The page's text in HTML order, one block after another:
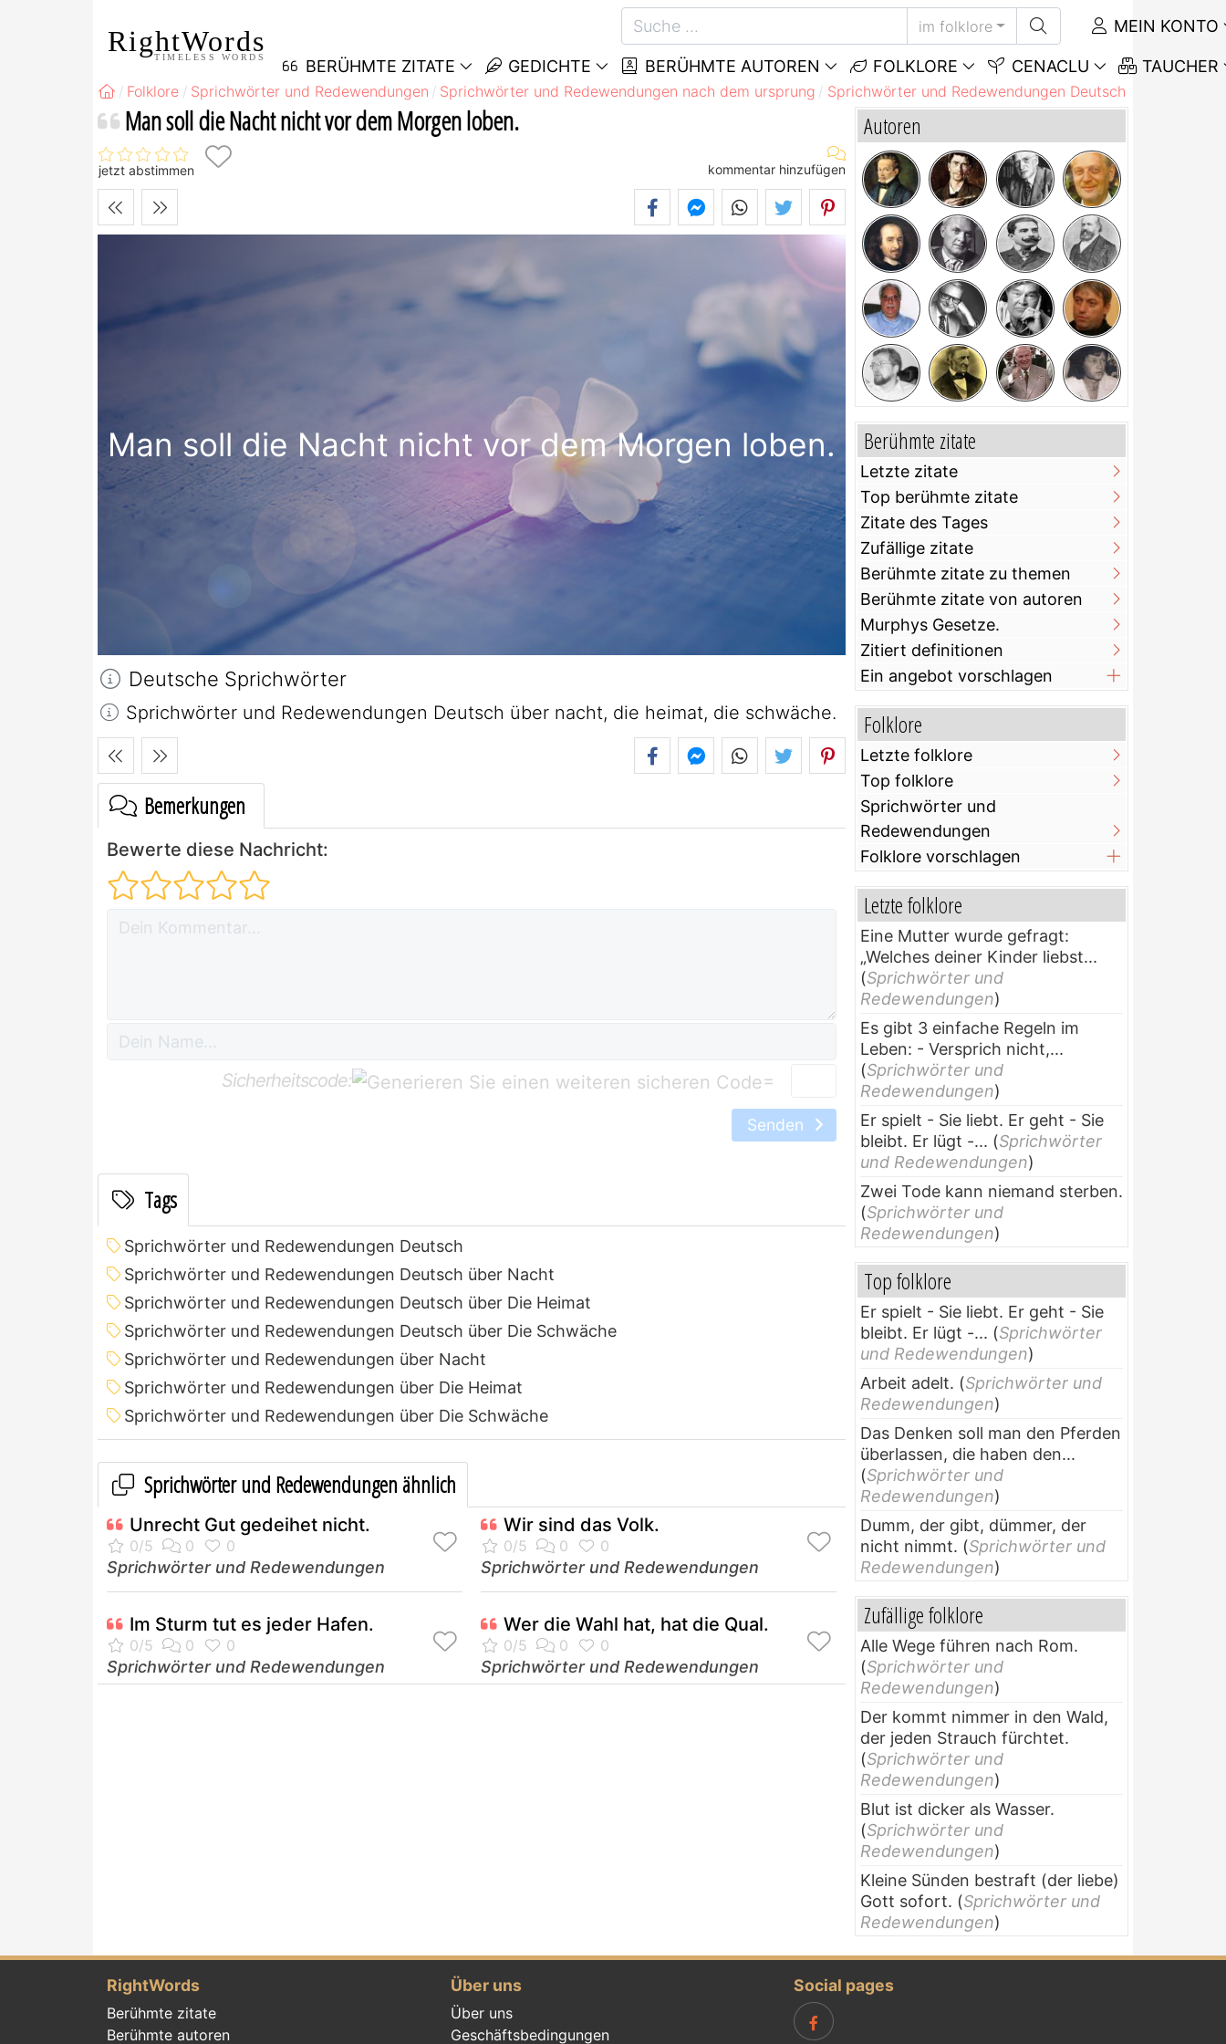
RightWords
TIMELESS WORDS
im folklore MEIN KONTO
BERÜHMTE ZITATE GEDICHTE BERÜHMTE AUTOREN FOLKLORE CENACLU TAUCHER
Folklore Sprichwörter und Redewendungen Sprichwörter und Redewendungen nach dem ursprung Sprichwörter und Redewendungen Deutsch
Man soll die Nacht nicht vor dem Morgen loben.
jetzt abstimmen kommentar hinzufügen
Man soll die Nacht nicht vor dem Morgen loben.
Deutsche Sprichwörter
Sprichwörter und Redewendungen Deutsch über nacht, die heimat, die schwäche.
Bemerkungen
Bewerte diese Nachricht:
Sicherheitscode: =
Senden
Tags
Sprichwörter und Redewendungen Deutsch
Sprichwörter und Redewendungen Deutsch über Nacht
Sprichwörter und Redewendungen Deutsch über Die Heimat
Sprichwörter und Redewendungen Deutsch über Die Schwäche
Sprichwörter und Redewendungen über Nacht
Sprichwörter und Redewendungen über Die Heimat
Sprichwörter und Redewendungen über Die Schwäche
Sprichwörter und Redewendungen ähnlich
Unrecht Gut gedeihet nicht.
Sprichwörter und Redewendungen
Wir sind das Volk.
Sprichwörter und Redewendungen
Im Sturm tut es jeder Hafen.
Sprichwörter und Redewendungen
Wer die Wahl hat, hat die Qual.
Sprichwörter und Redewendungen
Autoren
Berühmte zitate
Letzte zitate
Top berühmte zitate
Zitate des Tages
Zufällige zitate
Berühmte zitate zu themen
Berühmte zitate von autoren
Murphys Gesetze.
Zitiert definitionen
Ein angebot vorschlagen
Folklore
Letzte folklore
Top folklore
Sprichwörter und
Redewendungen
Folklore vorschlagen
Letzte folklore
Eine Mutter wurde gefragt:
„Welches deiner Kinder liebst...
(Sprichwörter und
Redewendungen)
Es gibt 3 einfache Regeln im
Leben: - Versprich nicht,...
(Sprichwörter und
Redewendungen)
Er spielt - Sie liebt. Er geht - Sie
bleibt. Er lügt -... (Sprichwörter
und Redewendungen)
Zwei Tode kann niemand sterben.
(Sprichwörter und
Redewendungen)
Top folklore
Er spielt - Sie liebt. Er geht - Sie
bleibt. Er lügt -... (Sprichwörter
und Redewendungen)
Arbeit adelt. (Sprichwörter und
Redewendungen)
Das Denken soll man den Pferden
überlassen, die haben den...
(Sprichwörter und
Redewendungen)
Dumm, der gibt, dümmer, der
nicht nimmt. (Sprichwörter und
Redewendungen)
Zufällige folklore
Alle Wege führen nach Rom.
(Sprichwörter und
Redewendungen)
Der kommt nimmer in den Wald,
der jeden Strauch fürchtet.
(Sprichwörter und
Redewendungen)
Blut ist dicker als Wasser.
(Sprichwörter und
Redewendungen)
Kleine Sünden bestraft (der liebe)
Gott sofort. (Sprichwörter und
Redewendungen)
RightWords
Berühmte zitate
Berühmte autoren
Über uns
Über uns
Geschäftsbedingungen
Social pages